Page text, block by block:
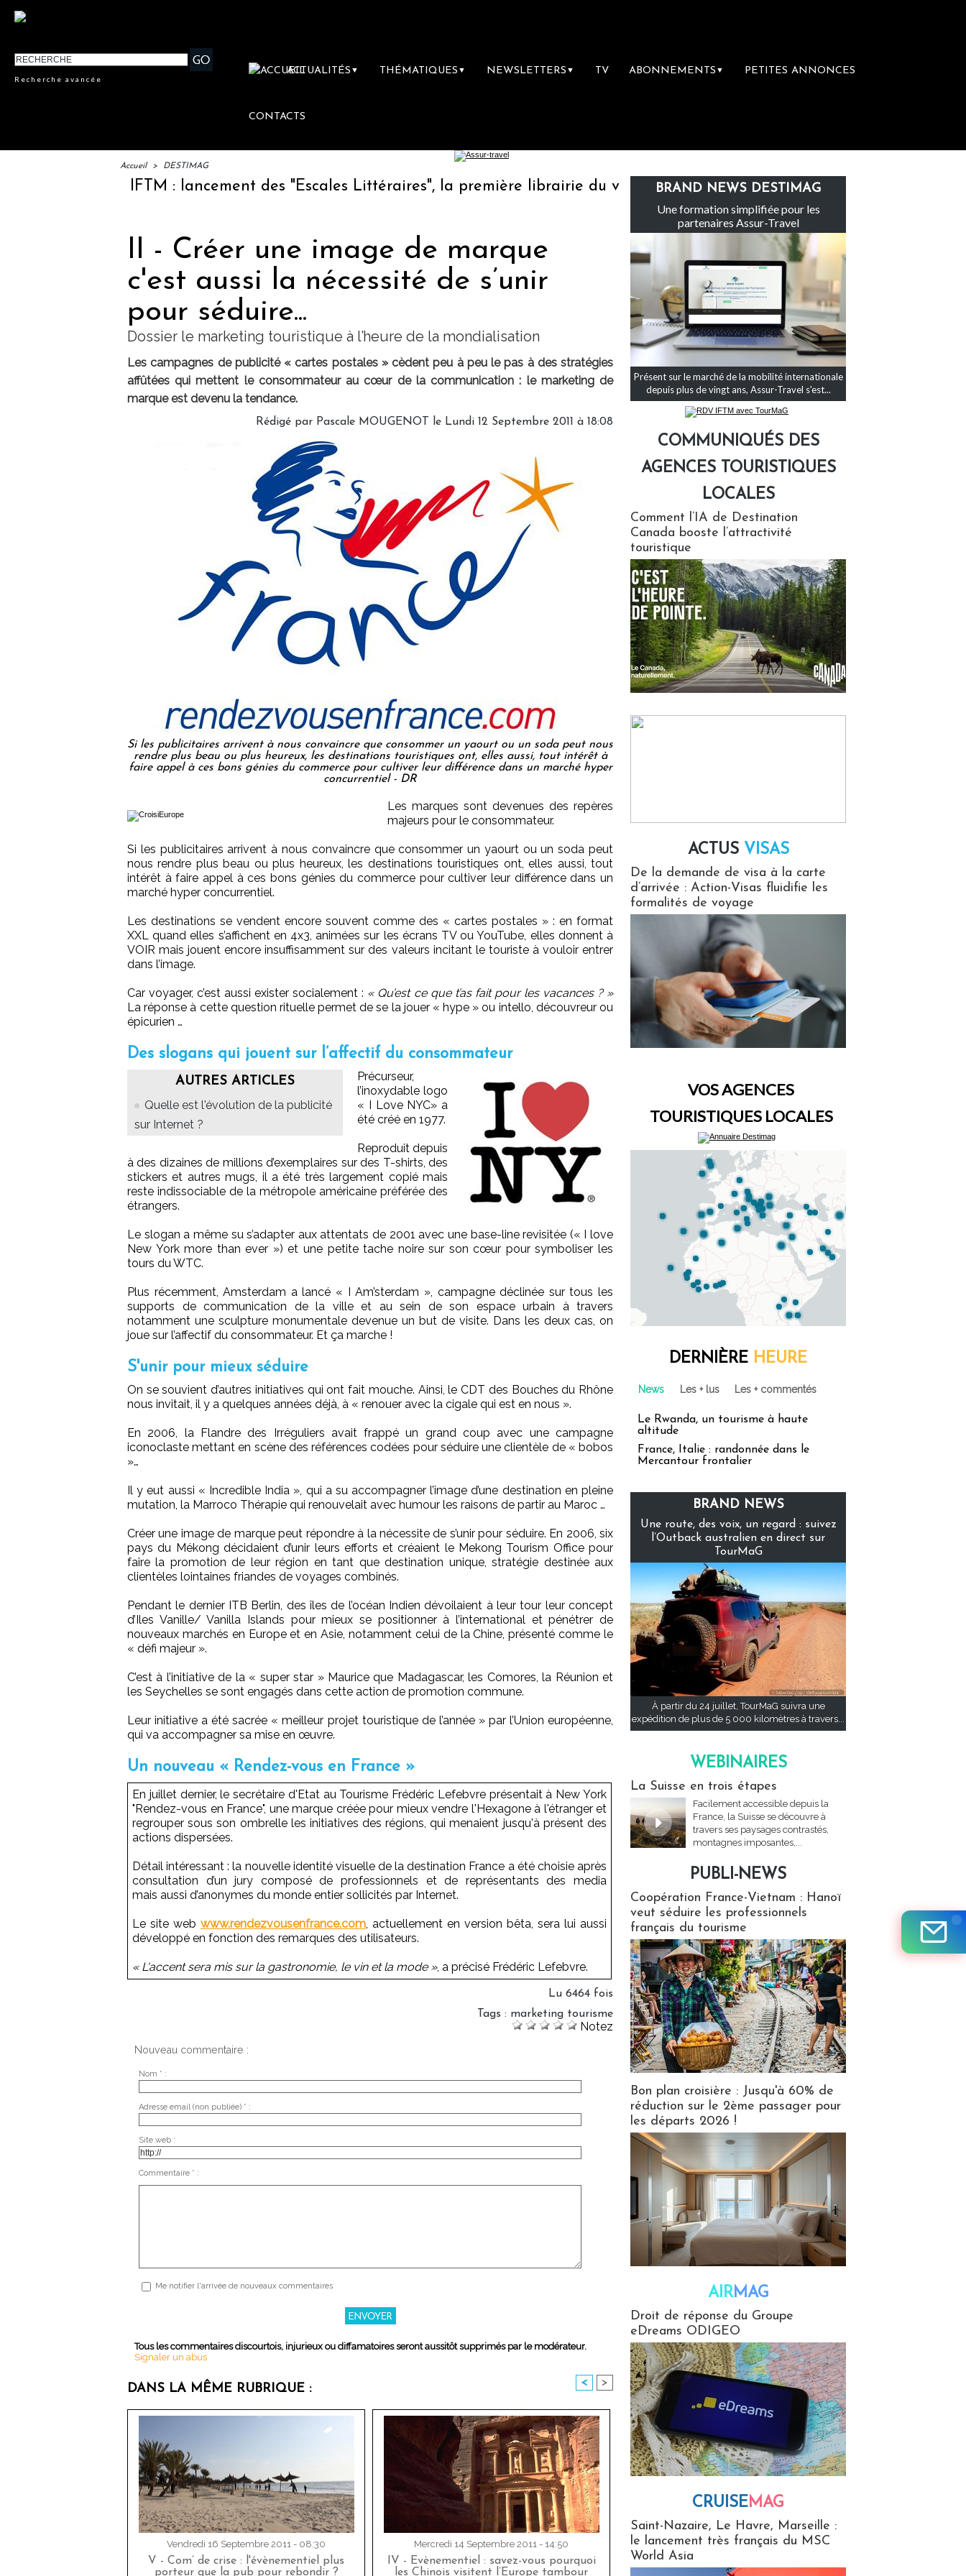
Recherche avancée
ACTUALITÉS ▼ THÉMATIQUES ▼ NEWSLETTERS ▼ TV ABONNEMENTS ▼ PETITES ANNONCES
CONTACTS
Accueil > DESTIMAG
IFTM : lancement des "Escales Littéraires", la première librairie du voyage Le groupe Sainte-Claire rachète Eden
II - Créer une image de marque
c'est aussi la nécessité de s’unir
pour séduire...
Dossier le marketing touristique à l’heure de la mondialisation
Les campagnes de publicité « cartes postales » cèdent peu à peu le pas à des stratégies
affûtées qui mettent le consommateur au cœur de la communication : le marketing de
marque est devenu la tendance.
Rédigé par Pascale MOUGENOT le Lundi 12 Septembre 2011 à 18:08
Si les publicitaires arrivent à nous convaincre que consommer un yaourt ou un soda peut nous
rendre plus beau ou plus heureux, les destinations touristiques ont, elles aussi, tout intérêt à
faire appel à ces bons génies du commerce pour cultiver leur différence dans un marché hyper
concurrentiel - DR
Les marques sont devenues des repères
majeurs pour le consommateur.
Si les publicitaires arrivent à nous convaincre que consommer un yaourt ou un soda peut
nous rendre plus beau ou plus heureux, les destinations touristiques ont, elles aussi, tout
intérêt à faire appel à ces bons génies du commerce pour cultiver leur différence dans un
marché hyper concurrentiel.
Les destinations se vendent encore souvent comme des « cartes postales » : en format
XXL quand elles s’affichent en 4x3, animées sur les écrans TV ou YouTube, elles donnent à
VOIR mais jouent encore insuffisamment sur des valeurs incitant le touriste à vouloir entrer
dans l’image.
Car voyager, c’est aussi exister socialement : « Qu’est ce que t’as fait pour les vacances ? »
La réponse à cette question rituelle permet de se la jouer « hype » ou intello, découvreur ou
épicurien …
Des slogans qui jouent sur l’affectif du consommateur
AUTRES ARTICLES
Quelle est l'évolution de la publicité
sur Internet ?
Précurseur,
l’inoxydable logo
« I Love NYC» a
été créé en 1977.
Reproduit depuis
à des dizaines de millions d’exemplaires sur des T-shirts, des
stickers et autres mugs, il a été très largement copié mais
reste indissociable de la métropole américaine préférée des
étrangers.
Le slogan a même su s’adapter aux attentats de 2001 avec une base-line revisitée (« I love
New York more than ever ») et une petite tache noire sur son cœur pour symboliser les
tours du WTC.
Plus récemment, Amsterdam a lancé « I Am’sterdam », campagne déclinée sur tous les
supports de communication de la ville et au sein de son espace urbain à travers
notamment une sculpture monumentale devenue un but de visite. Dans les deux cas, on
joue sur l’affectif du consommateur. Et ça marche !
S'unir pour mieux séduire
On se souvient d’autres initiatives qui ont fait mouche. Ainsi, le CDT des Bouches du Rhône
nous invitait, il y a quelques années déjà, à « renouer avec la cigale qui est en nous ».
En 2006, la Flandre des Irréguliers avait frappé un grand coup avec une campagne
iconoclaste mettant en scène des références codées pour séduire une clientèle de « bobos
»…
Il y eut aussi « Incredible India », qui a su accompagner l’image d’une destination en pleine
mutation, la Marroco Thérapie qui renouvelait avec humour les raisons de partir au Maroc …
Créer une image de marque peut répondre à la nécessite de s’unir pour séduire. En 2006, six
pays du Mékong décidaient d’unir leurs efforts et créaient le Mekong Tourism Office pour
faire la promotion de leur région en tant que destination unique, stratégie destinée aux
clientèles lointaines friandes de voyages combinés.
Pendant le dernier ITB Berlin, des îles de l’océan Indien dévoilaient à leur tour leur concept
d’Iles Vanille/ Vanilla Islands pour mieux se positionner à l’international et pénétrer de
nouveaux marchés en Europe et en Asie, notamment celui de la Chine, présenté comme le
« défi majeur ».
C’est à l’initiative de la « super star » Maurice que Madagascar, les Comores, la Réunion et
les Seychelles se sont engagés dans cette action de promotion commune.
Leur initiative a été sacrée « meilleur projet touristique de l’année » par l’Union européenne,
qui va accompagner sa mise en œuvre.
Un nouveau « Rendez-vous en France »
En juillet dernier, le secrétaire d'Etat au Tourisme Frédéric Lefebvre présentait à New York
"Rendez-vous en France", une marque créée pour mieux vendre l'Hexagone à l'étranger et
regrouper sous son ombrelle les initiatives des régions, qui menaient jusqu'à présent des
actions dispersées.
Détail intéressant : la nouvelle identité visuelle de la destination France a été choisie après
consultation d’un jury composé de professionnels et de représentants des media
mais aussi d’anonymes du monde entier sollicités par Internet.
Le site web www.rendezvousenfrance.com, actuellement en version bêta, sera lui aussi
développé en fonction des remarques des utilisateurs.
« L'accent sera mis sur la gastronomie, le vin et la mode », a précisé Frédéric Lefebvre.
Lu 6464 fois
Tags : marketing tourisme
Notez
Nouveau commentaire :
Nom * :
Adresse email (non publiée) * :
Site web :
Commentaire * :
Me notifier l'arrivée de nouveaux commentaires
Tous les commentaires discourtois, injurieux ou diffamatoires seront aussitôt supprimés par le modérateur.
Signaler un abus
DANS LA MÊME RUBRIQUE : < >
Vendredi 16 Septembre 2011 - 08:30
V - Com’ de crise : l'évènementiel plus
porteur que la pub pour rebondir ?
Mercredi 14 Septembre 2011 - 14:50
IV - Evènementiel : savez-vous pourquoi
les Chinois visitent l’Europe tambour
BRAND NEWS DESTIMAG
Une formation simplifiée pour les
partenaires Assur-Travel
Présent sur le marché de la mobilité internationale
depuis plus de vingt ans, Assur-Travel s'est...
COMMUNIQUÉS DES
AGENCES TOURISTIQUES
LOCALES
Comment l’IA de Destination
Canada booste l’attractivité
touristique
ACTUS VISAS
De la demande de visa à la carte
d’arrivée : Action-Visas fluidifie les
formalités de voyage
VOS AGENCES
TOURISTIQUES LOCALES
DERNIÈRE HEURE
News Les + lus Les + commentés
Le Rwanda, un tourisme à haute
altitude
France, Italie : randonnée dans le
Mercantour frontalier
BRAND NEWS
Une route, des voix, un regard : suivez
l’Outback australien en direct sur
TourMaG
À partir du 24 juillet, TourMaG suivra une
expédition de plus de 5 000 kilomètres à travers...
WEBINAIRES
La Suisse en trois étapes
Facilement accessible depuis la
France, la Suisse se découvre à
travers ses paysages contrastés,
montagnes imposantes,...
PUBLI-NEWS
Coopération France-Vietnam : Hanoï
veut séduire les professionnels
français du tourisme
Bon plan croisière : Jusqu'à 60% de
réduction sur le 2ème passager pour
les départs 2026 !
AIRMAG
Droit de réponse du Groupe
eDreams ODIGEO
CRUISEMAG
Saint-Nazaire, Le Havre, Marseille :
le lancement très français du MSC
World Asia